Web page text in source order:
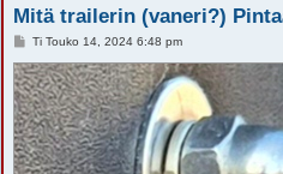
Mitä trailerin (vaneri?)
V
e
s
t
i
Ti Touko 14, 2024 6:48 pm